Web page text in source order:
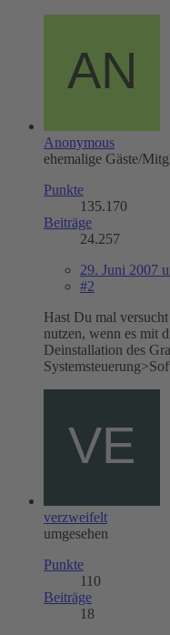
Anonymous
ehemalige Gäste/
Punkte
135.170
Beiträge
24.257
29. Juni 2007
#2
Hast Du mal
nutzen, wenn es mit
Deinstallation des
verzweifelt
umgesehen
Punkte
110
Beiträge
18